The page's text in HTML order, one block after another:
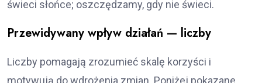
świeci słońce; oszczędzamy, gdy nie świeci.
Przewidywany wpływ działań — liczby
Liczby pomagają zrozumieć skalę korzyści i
motywują do wdrożenia zmian. Poniżej pokazane